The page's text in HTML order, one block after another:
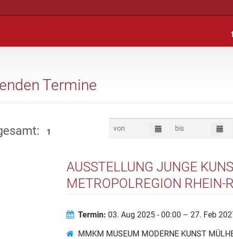
Termine
1
AUSSTELLUNG JUNGE
METROPOLREGION
Termin: 03. Aug 2025 - 00:00 – 27. Feb
MMKM MUSEUM MODERNE KUNST